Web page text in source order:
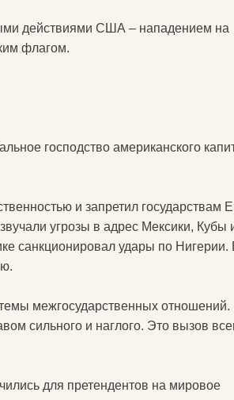
действиями США – нападением на
флагом.
господство американского
и запретил государствам
угрозы в адрес Мексики, Кубы
санкционировал удары по Нигерии.
межгосударственных отношений.
сильного и наглого. Это вызов
для претендентов на мировое